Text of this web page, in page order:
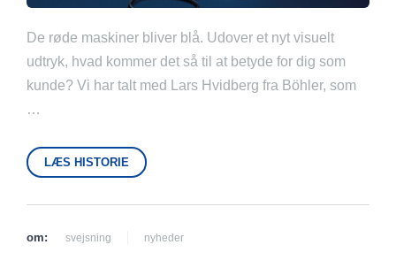
De røde maskiner bliver blå. Udover et nyt visuelt
udtryk, hvad kommer det så til at betyde for dig som
kunde? Vi har talt med Lars Hvidberg fra Böhler, som
…
LÆS HISTORIE
om: svejsning nyheder